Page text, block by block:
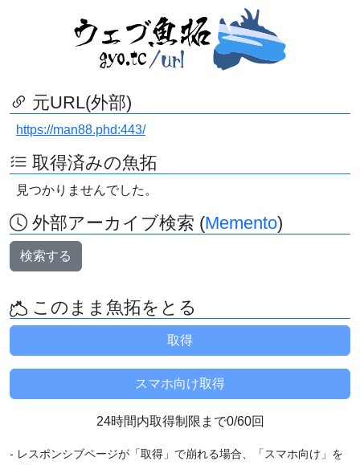
元URL(外部)
https://man88.phd:443/
取得済みの魚拓
見つかりませんでした。
外部アーカイブ検索 (Memento)
検索する
このまま魚拓をとる
24時間内取得制限まで0/60回
- レスポンシブページが「取得」で崩れる場合、「スマホ向け」を